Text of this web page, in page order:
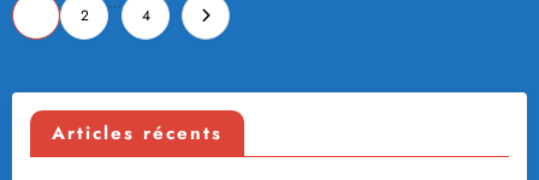
Pagination
des
publications
2 4
Articles récents